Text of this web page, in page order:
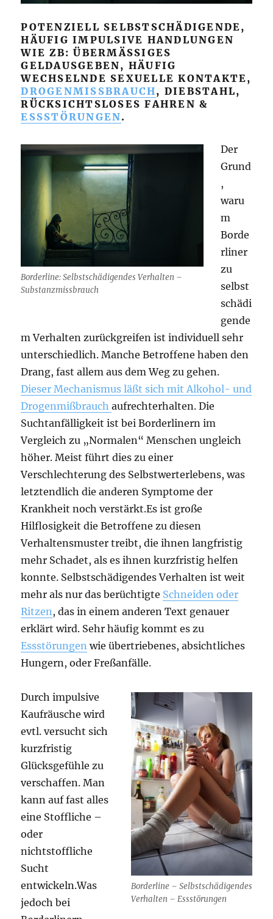
POTENZIELL SELBSTSCHÄDIGENDE,
HÄUFIG IMPULSIVE HANDLUNGEN
WIE ZB: ÜBERMÄSSIGES G
ELDAUSGEBEN, HÄUFIG W
ECHSELNDE SEXUELLE KONTAKTE,
DROGENMISSBRAUCH
, DIEBSTAHL,
RÜCKSICHTSLOSES FAHREN &
ESSSTÖRUNGEN
.
Borderline: Selbstschädigendes Verhalten –
Substanzmissbrauch
Der
Grund
,
waru
m
Borde
rliner
zu
selbst
schädi
gende
m Verhalten zurückgreifen ist individuell sehr
unterschiedlich. Manche Betroffene haben den
Drang, fast allem aus dem Weg zu gehen.
Dieser Mechanismus läßt sich mit Alkohol- und
Drogenmißbrauchaufrechterhalten. Die
Suchtanfälligkeit ist bei Borderlinern im
Vergleich zu „Normalen“ Menschen ungleich
höher. Meist führt dies zu einer
Verschlechterung des Selbstwerterlebens, was
letztendlich die anderen Symptome der
Krankheit noch verstärkt.Es ist große
Hilflosigkeit die Betroffene zu diesen
Verhaltensmuster treibt, die ihnen langfristig
mehr Schadet, als es ihnen kurzfristig helfen
konnte. Selbstschädigendes Verhalten ist weit
mehr als nur das berüchtigte Schneiden oder
Ritzen , das in einem anderen Text genauer
erklärt wird. Sehr häufig kommt es zu
Essstörungen wie übertriebenes, absichtliches
Hungern, oder Freßanfälle.
Borderline – Selbstschädigendes
Verhalten – Essstörungen
Durch impulsive
Kaufräusche wird
evtl. versucht sich
kurzfristig
Glücksgefühle zu
verschaffen. Man
kann auf fast alles
eine Stoffliche –
oder
nichtstoffliche
Sucht
entwickeln.Was
jedoch bei